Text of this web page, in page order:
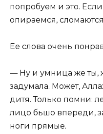
попробуем и это.
опираемся,
Ее слова очень
— Ну и умница же ты,
задумала. Может,
дитя. Только помни:
лицо бьшо впереди,
ноги прямые.